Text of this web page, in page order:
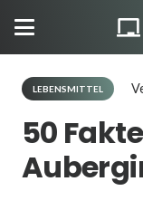
LEBENSMITTEL
50